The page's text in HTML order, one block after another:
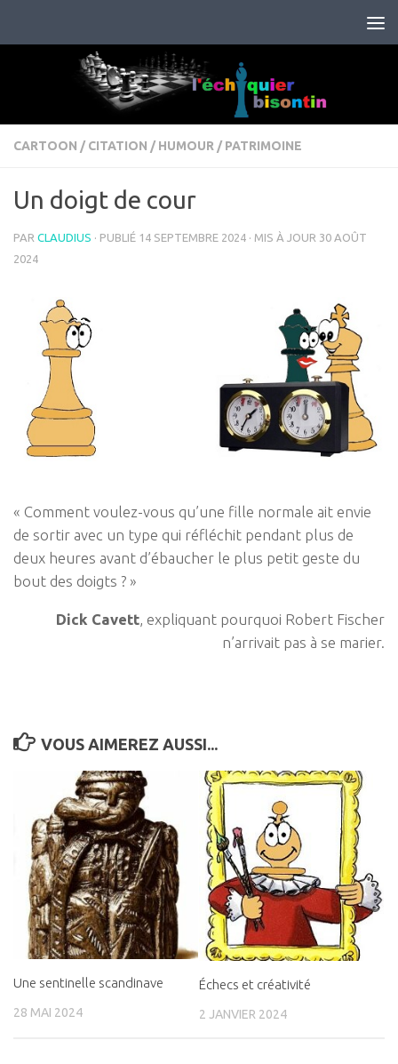
CARTOON / CITATION / HUMOUR / PATRIMOINE
Un doigt de cour
PAR CLAUDIUS · PUBLIÉ 14 SEPTEMBRE 2024 · MIS À JOUR 30 AOÛT
2024
« Comment voulez-vous qu’une fille normale ait envie
de sortir avec un type qui réfléchit pendant plus de
deux heures avant d’ébaucher le plus petit geste du
bout des doigts ? »
Dick Cavett, expliquant pourquoi Robert Fischer
n’arrivait pas à se marier.
VOUS AIMEREZ AUSSI...
Une sentinelle scandinave
28 MAI 2024
Échecs et créativité
2 JANVIER 2024